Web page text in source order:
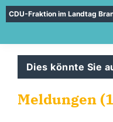
CDU-Fraktion im Landtag
Dies könnte Sie
Meldungen